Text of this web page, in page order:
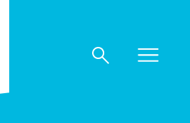
Naar
Naar